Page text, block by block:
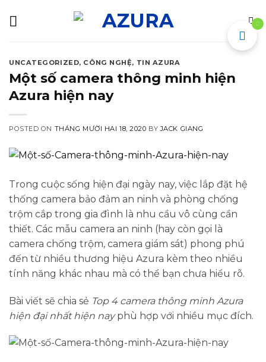
UNCATEGORIZED, CÔNG NGHỆ, TIN AZURA
Một số camera thông minh hiện
Azura hiện nay
POSTED ON THÁNG MƯỜI HAI 18, 2020 BYJACK GIANG
Trong cuộc sống hiện đại ngày nay, việc lắp đặt hệ
thống camera bảo đảm an ninh và phòng chống
trộm cắp trong gia đình là nhu cầu vô cùng cần
thiết. Các mẫu camera an ninh (hay còn gọi là
camera chống trộm, camera giám sát) phong phú
đến từ nhiều thương hiệu Azura kèm theo nhiều
tính năng khác nhau mà có thể bạn chưa hiểu rõ.
Bài viết sẽ chia sẻ Top 4 camera thông minh Azura
hiện đại nhất hiện nayphù hợp với nhiều mục đích.
0